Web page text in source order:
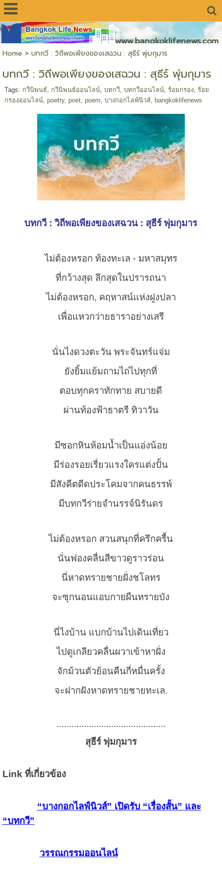
www.bangkoklifenews.com
Home > บทกวี : วิถีพอเพียงของเสฉวน : สุธีร์ พุ่มกุมาร
บทกวี : วิถีพอเพียงของเสฉวน : สุธีร์ พุ่มกุมาร
Tags: กวีนิพนธ์ กวีนิพนธ์ออนไลน์, บทกวี, บทกวีออนไลน์, ร้อยกรอง, ร้อย
กรองออนไลน์, poetry, poet, poem บางกอกไลฟ์นิวส์, bangkoklifenews
บทกวี : วิถีพอเพียงของเสฉวน : สุธีร์ พุ่มกุมาร
ไม่ต้องหรอก ท้องทะเล - มหาสมุทร
ที่กว้างสุด ลึกสุดในปรารถนา
ไม่ต้องหรอก, คฤหาสน์แห่งฝูงปลา
เพื่อแหวกว่ายธาราอย่างเสรี
นั่นไงดวงตะวัน พระจันทร์แจ่ม
ยังยิ้มแย้มถามไถ่ไปทุกที่
ตอบทุกคราทักทาย สบายดี
ผ่านท้องฟ้าธาตรี ทิวาวัน
มีซอกหินห้อมน้ำเป็นแอ่งน้อย
มีร่องรอยเรี่ยวแรงใครแต่งปั้น
มีสังคีตดีดประโคมจากคนธรรพ์
มีบทกวีร่ายจำนรรจ์นิรันดร
ไม่ต้องหรอก สวนสนุกที่ครึกครื้น
นั่นฟองคลื่นสีขาวดูราวร่อน
นี่หาดทรายชายฝั่งชโลทร
จะซุกนอนแอบกายผืนทรายบัง
นี่ไงบ้าน แบกบ้านไปเดินเที่ยว
ไปดูเกลียวคลื่นผวาเข้าหาฝั่ง
จักม้วนตัวย้อนคืนกี่หมื่นครั้ง
จะฝากฝังหาดทรายชายทะเล.
............................................
สุธีร์ พุ่มกุมาร
Link ที่เกี่ยวข้อง
“บางกอกไลฟ์นิวส์” เปิดรับ “เรื่องสั้น” และ
“บทกวี”
วรรณกรรมออนไลน์